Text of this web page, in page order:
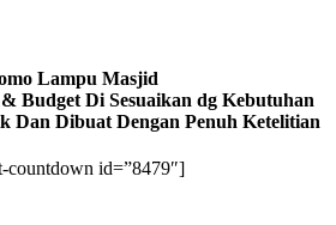
Lampu Masjid
Budget Di Sesuaikan dg Kebutuhan
Dan Dibuat Dengan Penuh Ketelitian
countdown id=”8479″]